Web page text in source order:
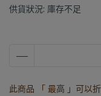
供貨狀況: 庫存不足
此商品 「 最高 」可以